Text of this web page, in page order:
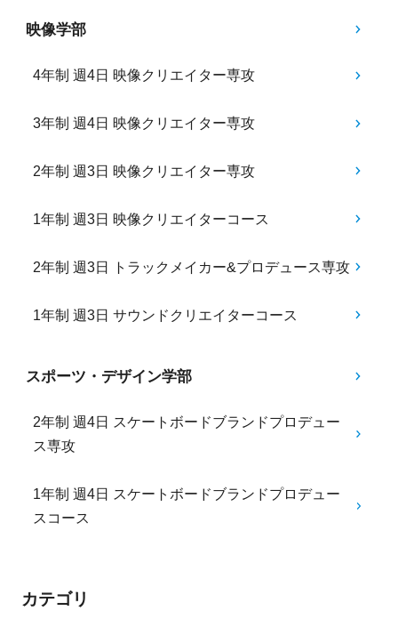
映像学部
4年制 週4日 映像クリエイター専攻
3年制 週4日 映像クリエイター専攻
2年制 週3日 映像クリエイター専攻
1年制 週3日 映像クリエイターコース
2年制 週3日 トラックメイカー&プロデュース専攻
1年制 週3日 サウンドクリエイターコース
スポーツ・デザイン学部
2年制 週4日 スケートボードブランドプロデュー
ス専攻
1年制 週4日 スケートボードブランドプロデュー
スコース
カテゴリ